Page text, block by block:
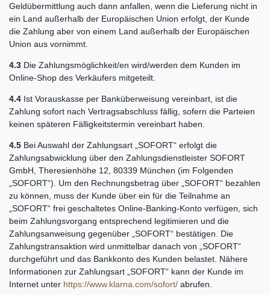
Geldübermittlung auch dann anfallen, wenn die Lieferung nicht in
ein Land außerhalb der Europäischen Union erfolgt, der Kunde
die Zahlung aber von einem Land außerhalb der Europäischen
Union aus vornimmt.
4.3 Die Zahlungsmöglichkeit/en wird/werden dem Kunden im
Online-Shop des Verkäufers mitgeteilt.
4.4 Ist Vorauskasse per Banküberweisung vereinbart, ist die
Zahlung sofort nach Vertragsabschluss fällig, sofern die Parteien
keinen späteren Fälligkeitstermin vereinbart haben.
4.5 Bei Auswahl der Zahlungsart „SOFORT“ erfolgt die
Zahlungsabwicklung über den Zahlungsdienstleister SOFORT
GmbH, Theresienhöhe 12, 80339 München (im Folgenden
„SOFORT“). Um den Rechnungsbetrag über „SOFORT“ bezahlen
zu können, muss der Kunde über ein für die Teilnahme an
„SOFORT“ frei geschaltetes Online-Banking-Konto verfügen, sich
beim Zahlungsvorgang entsprechend legitimieren und die
Zahlungsanweisung gegenüber „SOFORT“ bestätigen. Die
Zahlungstransaktion wird unmittelbar danach von „SOFORT“
durchgeführt und das Bankkonto des Kunden belastet. Nähere
Informationen zur Zahlungsart „SOFORT“ kann der Kunde im
Internet unter https://www.klarna.com/sofort/ abrufen.